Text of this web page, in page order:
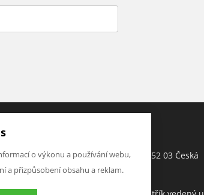
něco sdělit o našich
nebo e-shopu?
Tyršova 143, 552 03 Česká
Skalice, CZ
o výkonu a používání webu,
a přizpůsobení obsahu a reklam.